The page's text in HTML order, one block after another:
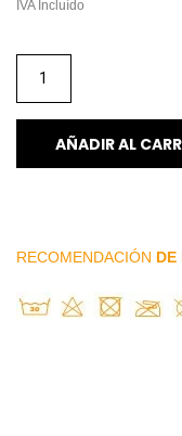
IVA Incluído
AÑADIR AL
RECOMENDACIÓN DE